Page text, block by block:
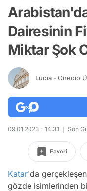
Dairesinin
Miktar Şok
Lucia - Onedio
09.01.2023 - 14:33 Son
Favori
Katar'da
gözde isimlerinden